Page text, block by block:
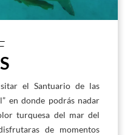
el Santuario de las
en donde podrás nadar
turquesa del mar del
de momentos